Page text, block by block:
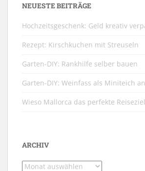
NEUESTE BEITRÄGE
Hochzeitsgeschenk: Geld kreativ
Rezept: Kirschkuchen mit Streuseln
Garten-DIY: Rankhilfe selber bauen
Garten-DIY: Weinfass als Miniteich
Wieso Mallorca das perfekte
ARCHIV
Archiv